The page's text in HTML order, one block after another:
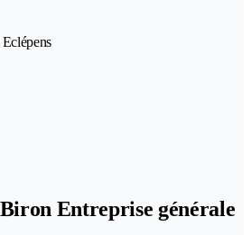
Entreprise générale